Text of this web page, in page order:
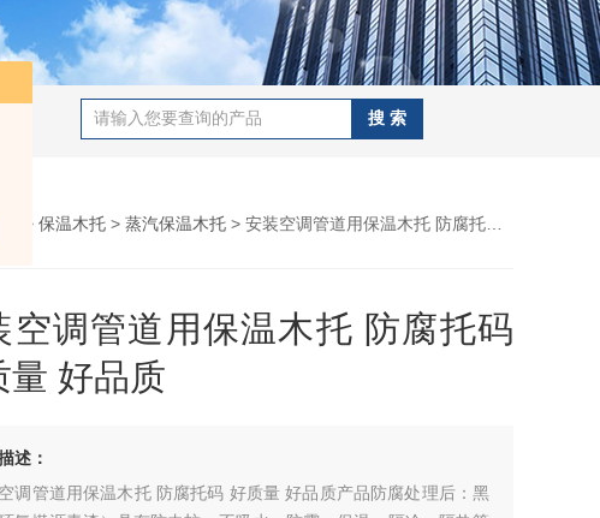
> 保温木托 > 蒸汽保温木托 > 安装空调管道用保温木托 防腐托码 好质量 好品质
空调管道用保温木托 防腐托码
量 好品质
述：
调管道用保温木托 防腐托码 好质量 好品质产品防腐处理后：黑